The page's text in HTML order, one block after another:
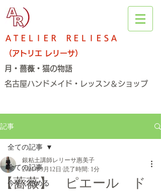
ＡＴＥＬＩＥＲ ＲＥＬＩＥＳＡ
（アトリエ レリーサ）
月・薔薇・猫の物語
名古屋ハンドメイド・レッスン＆ショップ​
記事
全ての記事
今すぐ始める
全ての記事
【薔薇】 ピエール ド
銀粘土講師レリーサ惠美子
2021年9月12日 読了時間: 1分